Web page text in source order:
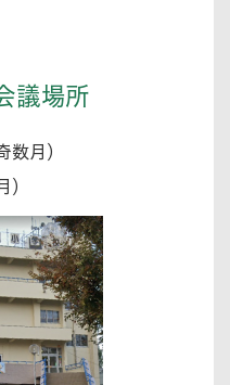
議場所
数月）
）